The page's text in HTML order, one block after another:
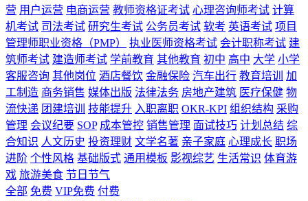
营 用户运营 电商运营 教师资格证考试 心理咨询师考试 计算
机考试 司法考试 研究生考试 公务员考试 软考 英语考试 项目
管理师职业资格（PMP）
执业医师资格考试 会计职称考试 建
筑师考试 建造师考试 学前教育 其他教育 初中 高中 大学 小学
客服咨询 其他岗位 酒店餐饮 金融保险 汽车出行 教育培训
加
工制造 商务销售 媒体出版 法律法务 房地产建筑 医疗保健 物
流快递 团建培训 技能提升 入职离职 OKR-KPI 组织结构 采购
管理 会议纪要 SOP 成本管控 销售管理 面试技巧 计划总结 综
合知识 人文历史 投资理财 文学名著 亲子家庭 心理成长 职场
进阶 个性风格 基础版式 通用模板 影视综艺 生活常识 体育游
戏 旅游美食 节日节气
全部 免费 VIP免费 付费